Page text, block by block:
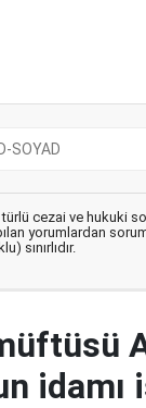
türlü cezai ve hukuki
yorumlardan
sınırlıdır.
idamı